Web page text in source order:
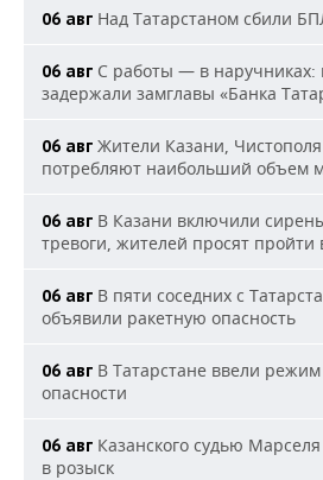
06 авг Над Татарстаном сбили
06 авг С работы — в наручниках:
задержали замглавы «Банка
06 авг Жители Казани,
потребляют наибольший объем
06 авг В Казани включили
тревоги, жителей просят пройти
06 авг В пяти соседних с
объявили ракетную опасность
06 авг В Татарстане ввели
опасности
06 авг Казанского судью
в розыск